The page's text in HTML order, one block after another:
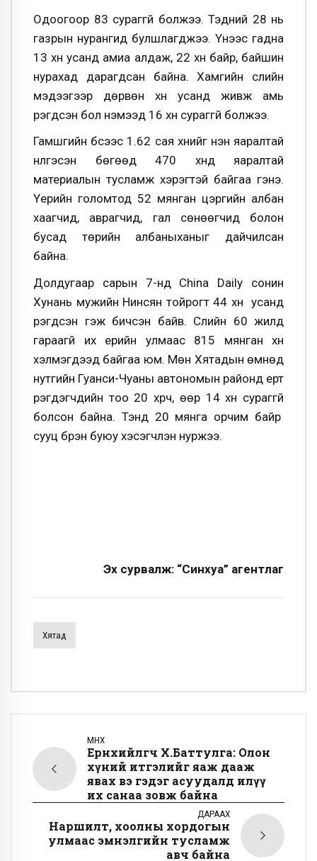
Одоогоор 83 сураггүй болжээ. Тэдний 28 нь
газрын нурангид булшлагджээ. Үүнээс гадна
13 хүн усанд амиа алдаж, 22 хүн байр, байшин
нурахад дарагдсан байна. Хамгийн сүүлийн
мэдээгээр дөрвөн хүн усанд живж амь
үрэгдсэн бол нэмээд 16 хүн сураггүй болжээ.
Гамшгийн бүсээс 1.62 сая хүнийг нэн яаралтай
нүүлгэсэн бөгөөд 470 хүнд яаралтай
материалын тусламж хэрэгтэй байгаа гэнэ.
Үерийн голомтод 52 мянган цэргийн албан
хаагчид, аврагчид, гал сөнөөгчид болон
бусад төрийн албаныханыг дайчилсан
байна.
Долдугаар сарын 7-нд China Daily сонин
Хунань мужийн Нинсян тойрогт 44 хүн усанд
үрэгдсэн гэж бичсэн байв. Сүүлийн 60 жилд
гараагүй их үерийн улмаас 815 мянган хүн
хэлмэгдээд байгаа юм. Мөн Хятадын өмнөд
нутгийн Гуанси-Чуаны автономын районд үерт
үрэгдэгчдийн тоо 20 хүрч, өөр 14 хүн сураггүй
болсон байна. Тэнд 20 мянга орчим байр
сууц бүрэн буюу хэсэгчлэн нуржээ.
Эх сурвалж: “Синхуа” агентлаг
Хятад
ӨМНӨХ
Ерөнхийлөгч Х.Баттулга: Олон
хүний итгэлийг яаж дааж
явах вэ гэдэг асуудалд илүү
их санаа зовж байна
ДАРААХ
Наршилт, хоолны хордогын
улмаас эмнэлгийн тусламж
авч байна